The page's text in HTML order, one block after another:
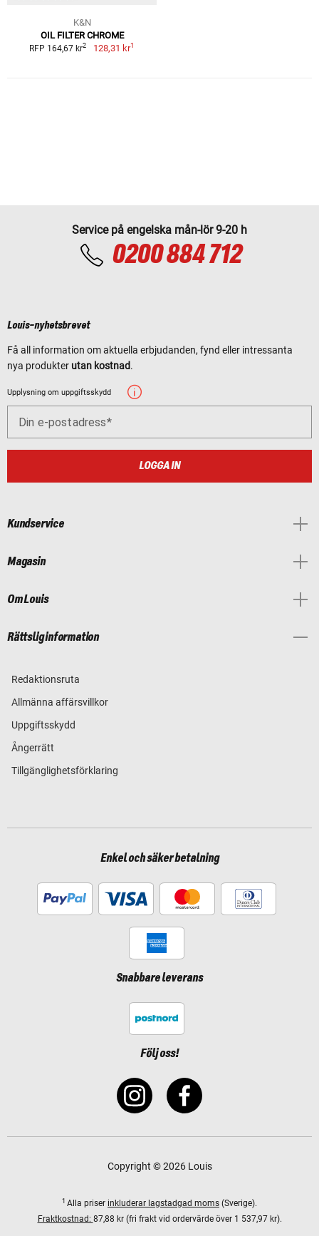
K&N
OIL FILTER CHROME
RFP 164,67 kr2 128,31 kr1
Service på engelska mån-lör 9-20 h
0200 884 712
Louis-nyhetsbrevet
Få all information om aktuella erbjudanden, fynd eller intressanta
nya produkter utan kostnad.
Upplysning om uppgiftsskydd
Din e-postadress
LOGGA IN
Kundservice
Magasin
Om Louis
Rättslig information
Redaktionsruta
Allmänna affärsvillkor
Uppgiftsskydd
Ångerrätt
Tillgänglighetsförklaring
Enkel och säker betalning
Snabbare leverans
Följ oss!
Copyright © 2026 Louis
1 Alla priser inkluderar lagstadgad moms (Sverige).
Fraktkostnad: 87,88 kr (fri frakt vid ordervärde över 1 537,97 kr).